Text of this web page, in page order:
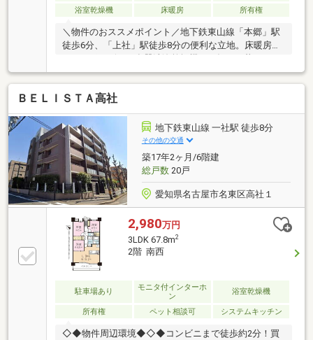
浴室乾燥機
床暖房 所有権
＼物件のおススメポイント／地下鉄東山線「本郷」駅
徒歩6分、「上社」駅徒歩8分の便利な立地。床暖房や
ディスポーザー、食器洗浄乾燥機など毎日の暮らしを
快適にする設備が充実。室内は丁寧にお使いになられ
ています。ウォークインクロゼットをはじめ収納も豊
富で、室内をすっきりと保てます。駅近でありなが
ら、この静かな住環境は現地をご覧いただくとより実
感いただけます。＼周辺施設／猪高小学校 徒歩7分
猪高中学校 徒歩8分マックスバリュエクスプレス本
郷駅北店 徒歩5分名東区役所 徒歩3分＼定休日無
し、ご見学されたいお日にちをお気軽にお問い合わせ
ください！／
ＢＥＬＩＳＴＡ高社
地下鉄東山線 一社駅 徒歩8分
その他の交通
築17年2ヶ月/6階建
総戸数20戸
愛知県名古屋市名東区高社１
2,980万円
3LDK 67.8m2
2階 南西
駐車場あり
モニタ付インターホ
ン
浴室乾燥機
所有権 ペット相談可 システムキッチン
◇◆物件周辺環境◆◇◆コンビニまで徒歩約2分！買